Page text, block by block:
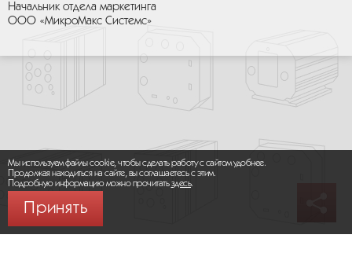
Начальник отдела маркетинга
ООО «МикроМакс Системс»
Мы используем файлы cookie, чтобы сделать работу с сайтом удобнее.
Продолжая находиться на сайте, вы соглашаетесь с этим.
Подробную информацию можно прочитатьздесь.
Принять